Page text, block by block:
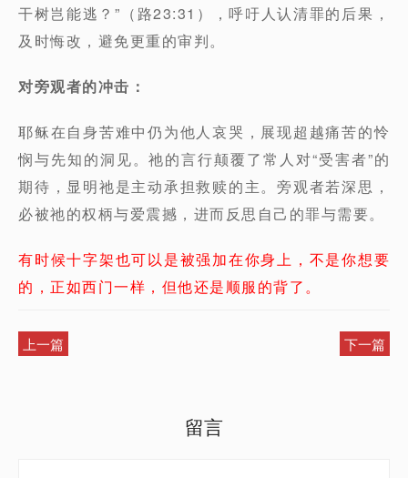
干树岂能逃？”（路23:31），呼吁人认清罪的后果，
及时悔改，避免更重的审判。
对旁观者的冲击：
耶稣在自身苦难中仍为他人哀哭，展现超越痛苦的怜
悯与先知的洞见。祂的言行颠覆了常人对“受害者”的
期待，显明祂是主动承担救赎的主。旁观者若深思，
必被祂的权柄与爱震撼，进而反思自己的罪与需要。
有时候十字架也可以是被强加在你身上，不是你想要
的，正如西门一样，但他还是顺服的背了。
上一篇 下一篇
留言